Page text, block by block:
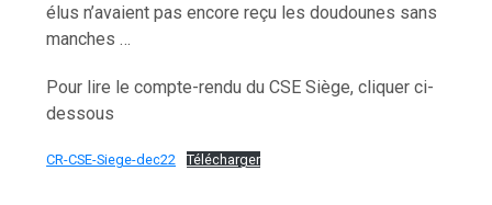
élus n’avaient pas encore reçu les doudounes sans
manches …
Pour lire le compte-rendu du CSE Siège, cliquer ci-
dessous
CR-CSE-Siege-dec22 Télécharger